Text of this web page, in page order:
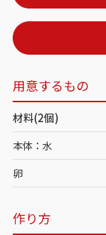
用意するもの
材料(2個)
本体：水
卵
作り方